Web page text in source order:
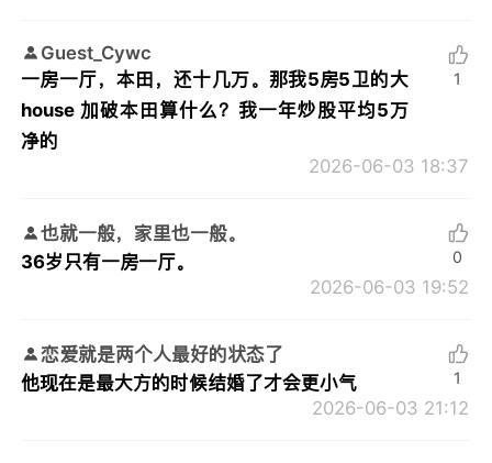
Guest_Cywc
一房一厅，本田，还十几万。那我5房5卫的大
house 加破本田算什么？我一年炒股平均5万
净的
2026-06-03 18:37
1
也就一般，家里也一般。
36岁只有一房一厅。
2026-06-03 19:52
0
恋爱就是两个人最好的状态了
他现在是最大方的时候结婚了才会更小气
2026-06-03 21:12
1